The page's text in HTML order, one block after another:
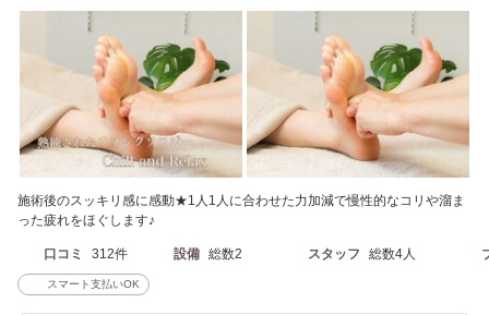
施術後のスッキリ感に感動★1人1人に合わせた力加減で慢性的なコリや溜ま
った疲れをほぐします♪
口コミ 312件 設備 総数2 スタッフ 総数4人
スマート支払いOK